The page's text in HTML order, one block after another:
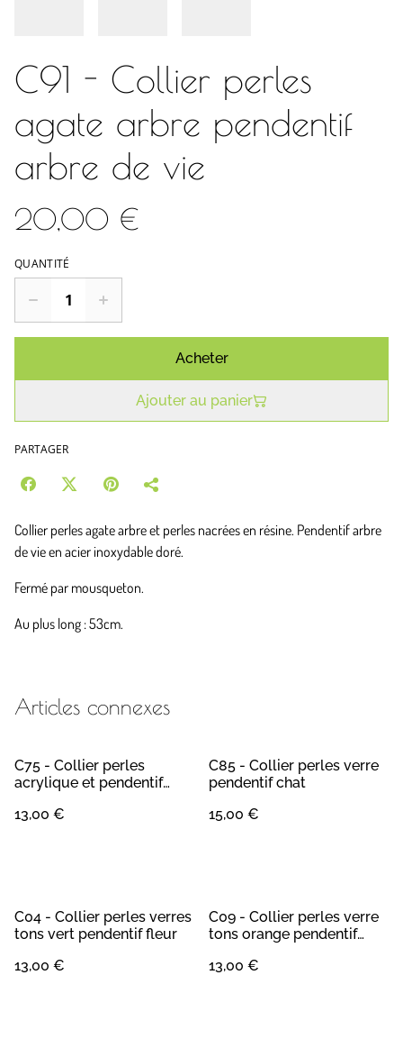
C91 - Collier perles
agate arbre pendentif
arbre de vie
20,00 €
QUANTITÉ
Acheter
Ajouter au panier
PARTAGER
Collier perles agate arbre et perles nacrées en résine. Pendentif arbre
de vie en acier inoxydable doré.
Fermé par mousqueton.
Au plus long : 53cm.
Articles connexes
C75 - Collier perles
acrylique et pendentif
13,00 €
C85 - Collier perles verre
pendentif chat
15,00 €
C04 - Collier perles verres
tons vert pendentif fleur
13,00 €
C09 - Collier perles verre
tons orange pendentif
13,00 €